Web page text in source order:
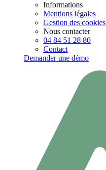
Informations
Mentions légales
Gestion des cookies
Nous contacter
04 84 51 28 80
Contact
Demander une démo